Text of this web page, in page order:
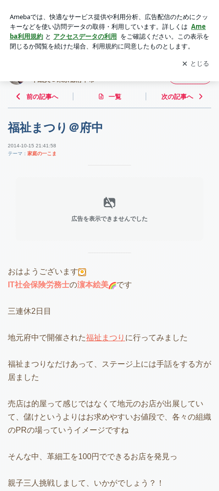
濵本絵美＠東京都府中市~
アプリをダウンロードして ブログの更新通知
を受け取りまし
ょう。
開く
本絵美＠東京都府中市~
前の記事へ 一覧 次の記事へ
福祉まつり＠府中
2014-10-15 21:41:58
テーマ： 家庭の一こま
広告を表示できませんでした
おはようございます
IT社会保険労務士の濵本絵美 です
三連休2日目
地元府中で開催された福祉まつり に行ってみました
福祉まつりなだけあって、ステージ上には手話をする方が
居ました
売店は的屋って感じではなくて地元のお店が出展してい
て、儲けというよりはお求めやすいお値段で、各々の組織
のPRの場っていうイメージですね
そんな中、革細工を100円でできるお店を発見っ
親子三人挑戦しまして、いかがでしょう？！